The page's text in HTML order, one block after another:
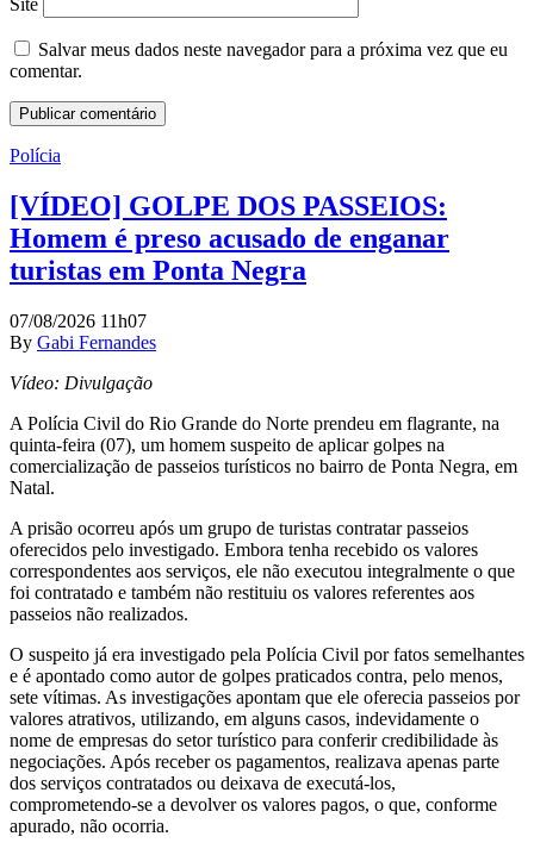
Site
Salvar meus dados neste navegador para a próxima vez que eu
comentar.
Polícia
[VÍDEO] GOLPE DOS PASSEIOS:
Homem é preso acusado de enganar
turistas em Ponta Negra
07/08/2026 11h07
By Gabi Fernandes
Vídeo: Divulgação
A Polícia Civil do Rio Grande do Norte prendeu em flagrante, na
quinta-feira (07), um homem suspeito de aplicar golpes na
comercialização de passeios turísticos no bairro de Ponta Negra, em
Natal.
A prisão ocorreu após um grupo de turistas contratar passeios
oferecidos pelo investigado. Embora tenha recebido os valores
correspondentes aos serviços, ele não executou integralmente o que
foi contratado e também não restituiu os valores referentes aos
passeios não realizados.
O suspeito já era investigado pela Polícia Civil por fatos semelhantes
e é apontado como autor de golpes praticados contra, pelo menos,
sete vítimas. As investigações apontam que ele oferecia passeios por
valores atrativos, utilizando, em alguns casos, indevidamente o
nome de empresas do setor turístico para conferir credibilidade às
negociações. Após receber os pagamentos, realizava apenas parte
dos serviços contratados ou deixava de executá-los,
comprometendo-se a devolver os valores pagos, o que, conforme
apurado, não ocorria.